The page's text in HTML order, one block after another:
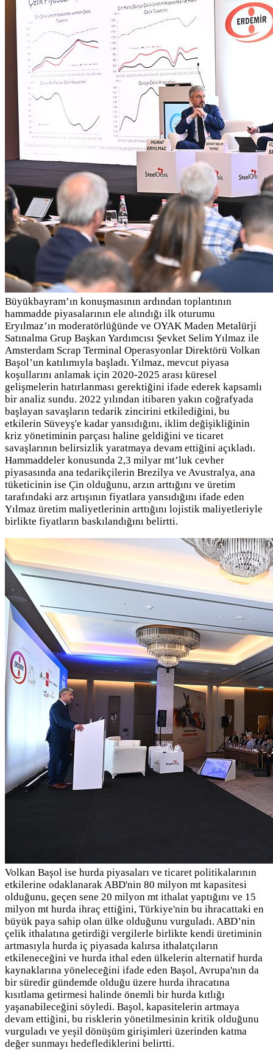
Büyükbayram’ın konuşmasının ardından toplantının
hammadde piyasalarının ele alındığı ilk oturumu
Eryılmaz’ın moderatörlüğünde ve OYAK Maden Metalürji
Satınalma Grup Başkan Yardımcısı Şevket Selim Yılmaz ile
Amsterdam Scrap Terminal Operasyonlar Direktörü Volkan
Başol’un katılımıyla başladı. Yılmaz, mevcut piyasa
koşullarını anlamak için 2020-2025 arası küresel
gelişmelerin hatırlanması gerektiğini ifade ederek kapsamlı
bir analiz sundu. 2022 yılından itibaren yakın coğrafyada
başlayan savaşların tedarik zincirini etkilediğini, bu
etkilerin Süveyş'e kadar yansıdığını, iklim değişikliğinin
kriz yönetiminin parçası haline geldiğini ve ticaret
savaşlarının belirsizlik yaratmaya devam ettiğini açıkladı.
Hammaddeler konusunda 2,3 milyar mt’luk cevher
piyasasında ana tedarikçilerin Brezilya ve Avustralya, ana
tüketicinin ise Çin olduğunu, arzın arttığını ve üretim
tarafındaki arz artışının fiyatlara yansıdığını ifade eden
Yılmaz üretim maliyetlerinin arttığını lojistik maliyetleriyle
birlikte fiyatların baskılandığını belirtti.
Volkan Başol ise hurda piyasaları ve ticaret politikalarının
etkilerine odaklanarak ABD'nin 80 milyon mt kapasitesi
olduğunu, geçen sene 20 milyon mt ithalat yaptığını ve 15
milyon mt hurda ihraç ettiğini, Türkiye'nin bu ihracattaki en
büyük paya sahip olan ülke olduğunu vurguladı. ABD’nin
çelik ithalatına getirdiği vergilerle birlikte kendi üretiminin
artmasıyla hurda iç piyasada kalırsa ithalatçıların
etkileneceğini ve hurda ithal eden ülkelerin alternatif hurda
kaynaklarına yöneleceğini ifade eden Başol, Avrupa'nın da
bir süredir gündemde olduğu üzere hurda ihracatına
kısıtlama getirmesi halinde önemli bir hurda kıtlığı
yaşanabileceğini söyledi. Başol, kapasitelerin artmaya
devam ettiğini, bu risklerin yönetilmesinin kritik olduğunu
vurguladı ve yeşil dönüşüm girişimleri üzerinden katma
değer sunmayı hedeflediklerini belirtti.